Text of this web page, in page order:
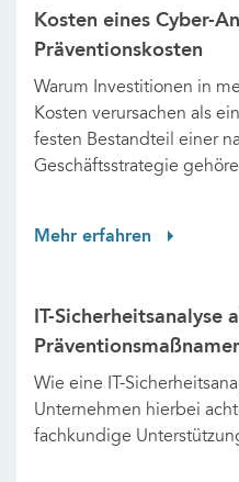
Kosten eines Cyber-
Präventionskosten
Warum Investitionen in
Kosten verursachen als
festen Bestandteil einer
Geschäftsstrategie
Mehr erfahren
IT-Sicherheitsanalyse
Wie eine IT-
Unternehmen hierbei
fachkundige